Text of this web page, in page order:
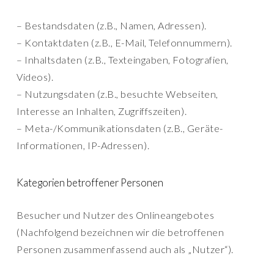
– Bestandsdaten (z.B., Namen, Adressen).
– Kontaktdaten (z.B., E-Mail, Telefonnummern).
– Inhaltsdaten (z.B., Texteingaben, Fotografien,
Videos).
– Nutzungsdaten (z.B., besuchte Webseiten,
Interesse an Inhalten, Zugriffszeiten).
– Meta-/Kommunikationsdaten (z.B., Geräte-
Informationen, IP-Adressen).
Kategorien betroffener Personen
Besucher und Nutzer des Onlineangebotes
(Nachfolgend bezeichnen wir die betroffenen
Personen zusammenfassend auch als „Nutzer“).